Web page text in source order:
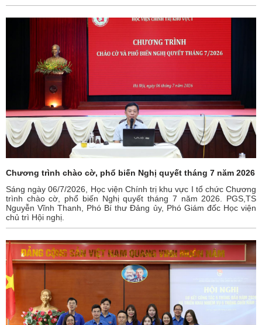
Chương trình chào cờ, phổ biến Nghị quyết tháng 7 năm 2026
Sáng ngày 06/7/2026, Học viện Chính trị khu vực I tổ chức Chương
trình chào cờ, phổ biến Nghị quyết tháng 7 năm 2026. PGS,TS
Nguyễn Vĩnh Thanh, Phó Bí thư Đảng ủy, Phó Giám đốc Học viện
chủ trì Hội nghị.